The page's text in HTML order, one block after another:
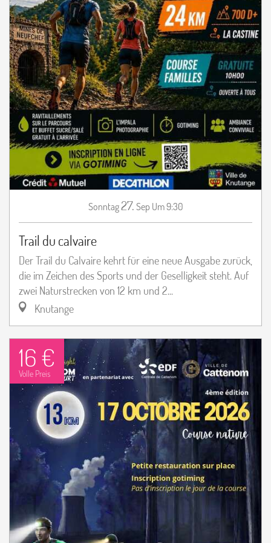
Sonntag27. Sep Um 9:30
Trail du calvaire
Der Trail du Calvaire kehrt für eine neue Ausgabe zurück,
die im Zeichen des Sports und der Geselligkeit steht. Auf
zwei Naturstrecken von 12 km und 2...
Knutange
16 €
Volle Preis